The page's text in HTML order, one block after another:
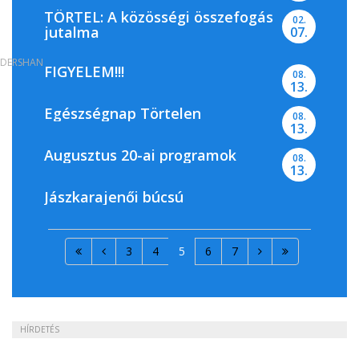
TÖRTEL: A közösségi összefogás
jutalma
02.
07.
FIGYELEM!!! 08.
13.
Egészségnap Törtelen 08.
13.
Augusztus 20-ai programok 08.
13.
Jászkarajenői búcsú
3 4 5 6 7
HÍRDETÉS
DERSHAN